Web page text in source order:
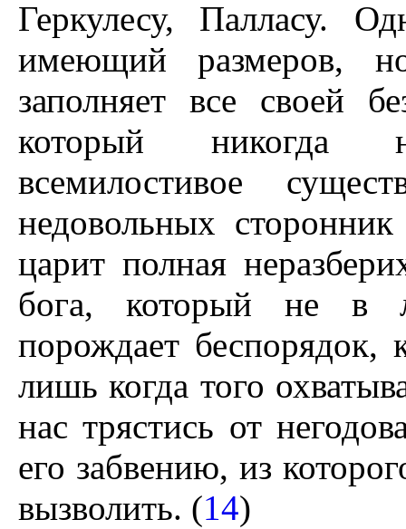
Геркулесу, Палласу.
имеющий размеров,
заполняет все своей
который никогда
всемилостивое
недовольных
царит полная
бога, который не в
порождает беспорядок,
лишь когда того
нас трястись от
его забвению, из
вызволить. (14)